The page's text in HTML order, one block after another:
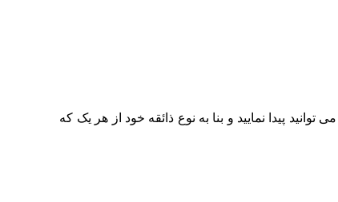
پیدا نمایید و بنا به نوع ذائقه خود از هر یک که